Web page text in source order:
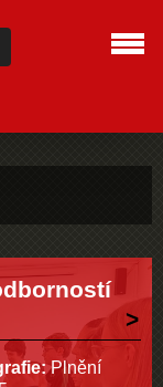
Plnění